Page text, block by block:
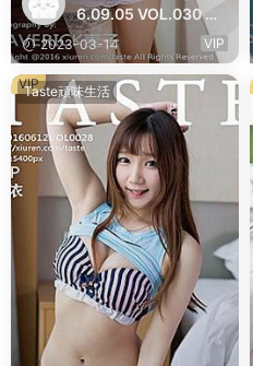
6.09.05 VOL.030 Mil
k大萌
2023-03-14 VIP
Taste頑味生活
VIP